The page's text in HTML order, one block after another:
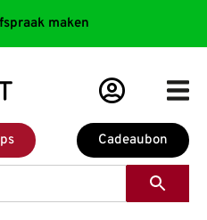
maken
Cadeaubon